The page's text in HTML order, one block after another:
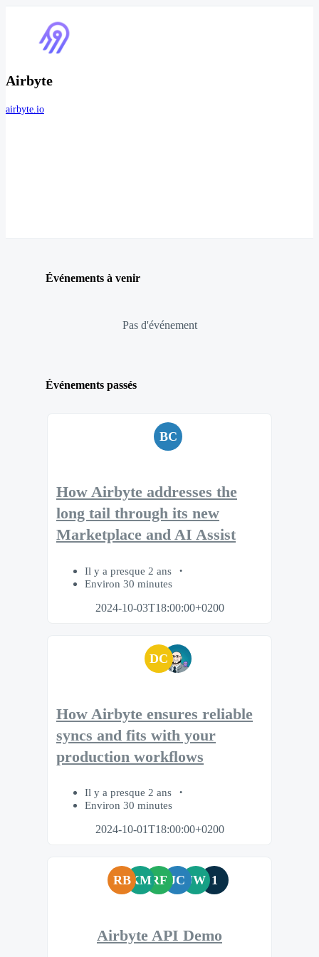
Airbyte
airbyte.io
Événements à venir
Pas d'événement
Événements passés
BC
How Airbyte addresses the
long tail through its new
Marketplace and AI Assist
Il y a presque 2 ans
Environ 30 minutes
2024-10-03T18:00:00+0200
DC
How Airbyte ensures reliable
syncs and fits with your
production workflows
Il y a presque 2 ans
Environ 30 minutes
2024-10-01T18:00:00+0200
RBKMRF JC JW 1
Airbyte API Demo